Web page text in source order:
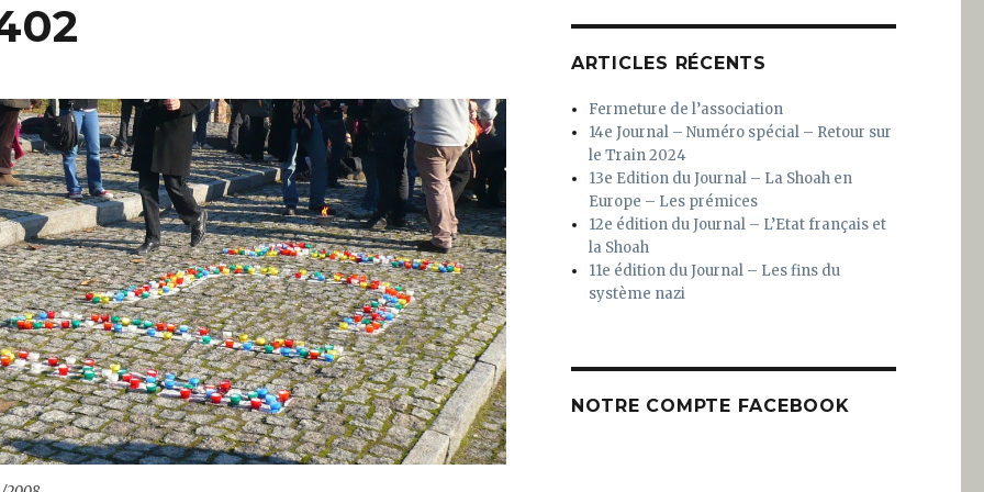
ARTICLES RÉCENTS
Fermeture de l’association
14e Journal – Numéro spécial – Retour sur
le Train 2024
13e Edition du Journal – La Shoah en
Europe – Les prémices
12e édition du Journal – L’Etat français et
la Shoah
11e édition du Journal – Les fins du
système nazi
NOTRE COMPTE FACEBOOK